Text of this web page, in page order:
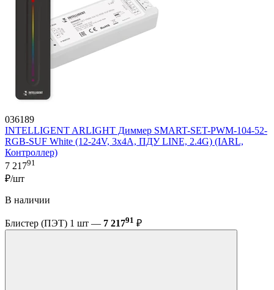
036189
INTELLIGENT ARLIGHT Диммер SMART-SET-PWM-104-52-
RGB-SUF White (12-24V, 3x4A, ПДУ LINE, 2.4G) (IARL,
Контроллер)
7 21791
₽/шт
В наличии
Блистер (ПЭТ) 1 шт — 7 21791 ₽